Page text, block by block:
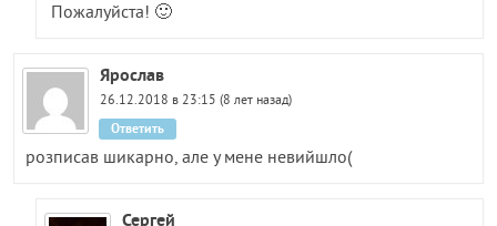
Пожалуйста! 🙂
Ярослав
26.12.2018 в 23:15 (8 лет назад)
розписав шикарно, але у мене невийшло(
Ответить
Сергей